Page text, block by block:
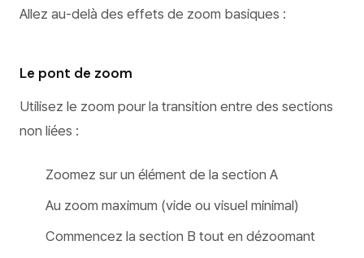
Allez au-delà des effets de zoom basiques :
Le pont de zoom
Utilisez le zoom pour la transition entre des sections
non liées :
Zoomez sur un élément de la section A
Au zoom maximum (vide ou visuel minimal)
Commencez la section B tout en dézoomant